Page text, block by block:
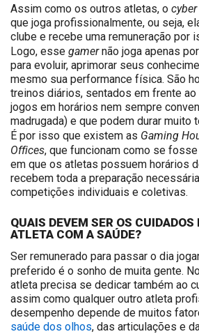
Assim como os outros atletas, o cyber
que joga profissionalmente, ou seja,
clube e recebe uma remuneração por
Logo, esse gamernão joga apenas
para evoluir, aprimorar seus
mesmo sua performance física. São
treinos diários, sentados em frente ao
jogos em horários nem sempre
madrugada) e que podem durar muito
É por isso que existem as Gaming
Offices, que funcionam como se
em que os atletas possuem horários
recebem toda a preparação
competições individuais e coletivas.
QUAIS DEVEM SER OS CUIDADOS
ATLETA COM A SAÚDE?
Ser remunerado para passar o dia
preferido é o sonho de muita gente.
atleta precisa se dedicar também ao
assim como qualquer outro atleta
desempenho depende de muitos
saúde dos olhos, das articulações e